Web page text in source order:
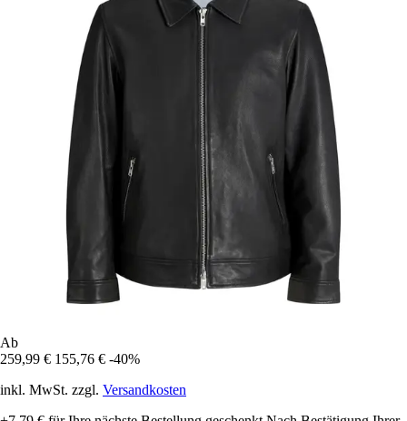
Ab
259,99 € 155,76 € -40%
inkl. MwSt. zzgl. Versandkosten